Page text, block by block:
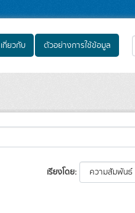
เกี่ยวกับ ตัวอย่างการใช้ข้อมูล
เรียงโดย